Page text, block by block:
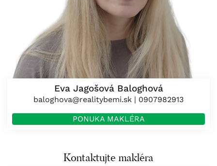
Eva Jagošová Baloghová
baloghova@realitybemi.sk | 0907982913
PONUKA MAKLÉRA
Kontaktujte makléra